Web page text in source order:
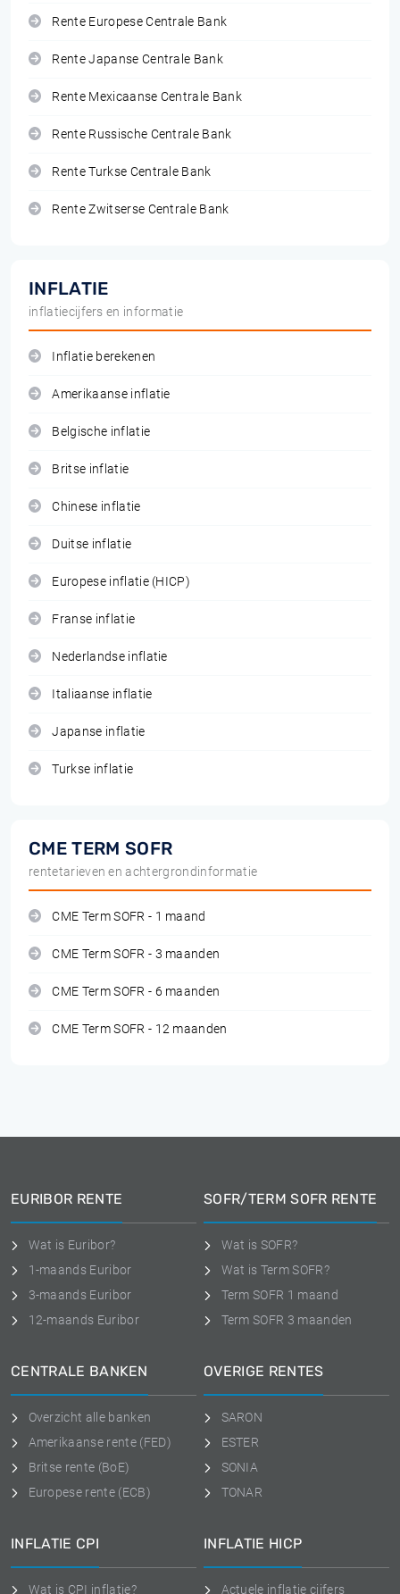
Rente Europese Centrale Bank
Rente Japanse Centrale Bank
Rente Mexicaanse Centrale Bank
Rente Russische Centrale Bank
Rente Turkse Centrale Bank
Rente Zwitserse Centrale Bank
INFLATIE
inflatiecijfers en informatie
Inflatie berekenen
Amerikaanse inflatie
Belgische inflatie
Britse inflatie
Chinese inflatie
Duitse inflatie
Europese inflatie (HICP)
Franse inflatie
Nederlandse inflatie
Italiaanse inflatie
Japanse inflatie
Turkse inflatie
CME TERM SOFR
rentetarieven en achtergrondinformatie
CME Term SOFR - 1 maand
CME Term SOFR - 3 maanden
CME Term SOFR - 6 maanden
CME Term SOFR - 12 maanden
EURIBOR RENTE
Wat is Euribor?
1-maands Euribor
3-maands Euribor
12-maands Euribor
SOFR/TERM SOFR RENTE
Wat is SOFR?
Wat is Term SOFR?
Term SOFR 1 maand
Term SOFR 3 maanden
CENTRALE BANKEN
Overzicht alle banken
Amerikaanse rente (FED)
Britse rente (BoE)
Europese rente (ECB)
OVERIGE RENTES
SARON
ESTER
SONIA
TONAR
INFLATIE CPI
Wat is CPI inflatie?
INFLATIE HICP
Actuele inflatie cijfers